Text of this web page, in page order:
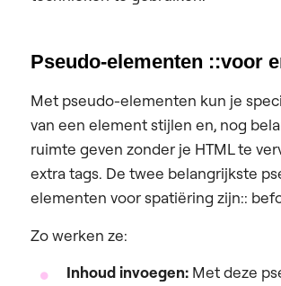
Pseudo-elementen ::voor
Met pseudo-elementen kun je
van een element stijlen en, nog
ruimte geven zonder je HTML te
extra tags. De twee belangrijkste
elementen voor spatiëring zijn::
Zo werken ze:
Inhoud invoegen: Met deze